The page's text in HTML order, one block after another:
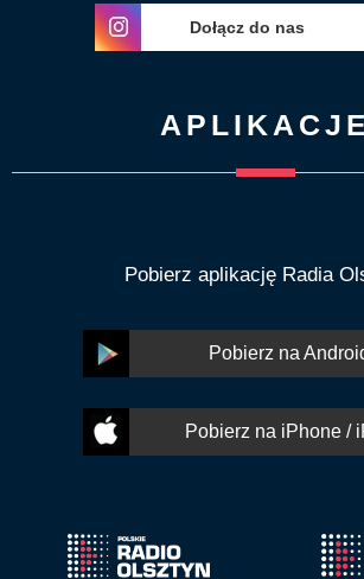
Dołącz do nas
APLIKACJE
Pobierz aplikację Radia
Pobierz na
Pobierz na iPhone /